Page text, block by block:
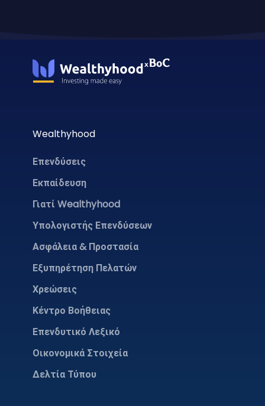
Wealthyhood
Επενδύσεις
Εκπαίδευση
Γιατί Wealthyhood
Υπολογιστής Επενδύσεων
Ασφάλεια & Προστασία
Εξυπηρέτηση Πελατών
Χρεώσεις
Κέντρο Βοήθειας
Επενδυτικό Λεξικό
Οικονομικά Στοιχεία
Δελτία Τύπου